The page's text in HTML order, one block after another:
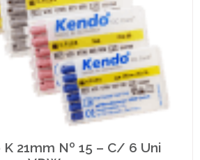
21mm Nº 15 – C/ 6 Uni